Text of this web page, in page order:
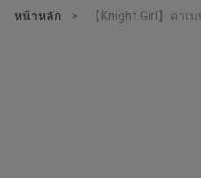
หน้าหลัก > 【Knight Girl】คาเ